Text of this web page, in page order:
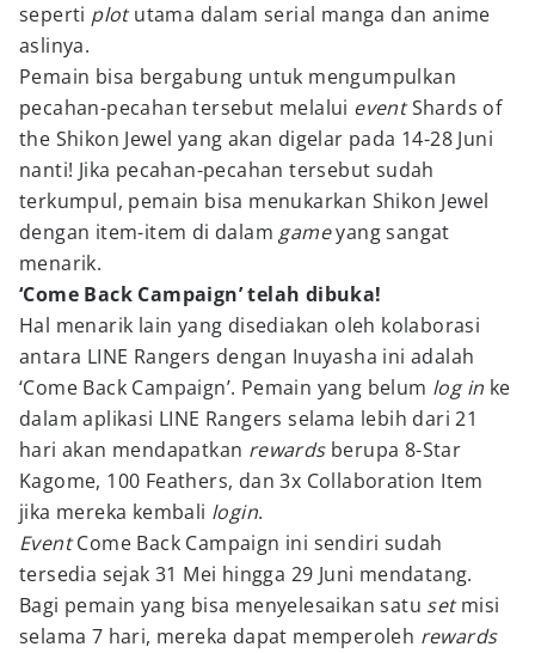
seperti plotutama dalam serial manga dan anime
aslinya.
Pemain bisa bergabung untuk mengumpulkan
pecahan-pecahan tersebut melalui eventShards of
the Shikon Jewel yang akan digelar pada 14-28 Juni
nanti! Jika pecahan-pecahan tersebut sudah
terkumpul, pemain bisa menukarkan Shikon Jewel
dengan item-item di dalam gameyang sangat
menarik.
‘Come Back Campaign’ telah dibuka!
Hal menarik lain yang disediakan oleh kolaborasi
antara LINE Rangers dengan Inuyasha ini adalah
‘Come Back Campaign’. Pemain yang belum log in ke
dalam aplikasi LINE Rangers selama lebih dari 21
hari akan mendapatkan rewards berupa 8-Star
Kagome, 100 Feathers, dan 3x Collaboration Item
jika mereka kembali login.
EventCome Back Campaign ini sendiri sudah
tersedia sejak 31 Mei hingga 29 Juni mendatang.
Bagi pemain yang bisa menyelesaikan satu setmisi
selama 7 hari, mereka dapat memperoleh rewards